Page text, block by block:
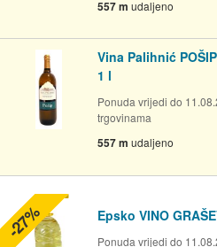
557 m udaljeno
Vina Palihnić
1 l
Ponuda vrijedi do
trgovinama
557 m udaljeno
Epsko VINO
Ponuda vrijedi do
-27%